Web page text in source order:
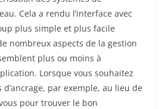
Cela a rendu l’interface avec
plus simple et plus facile
nombreux aspects de la gestion
plus ou moins à
Lorsque vous souhaitez
par exemple, au lieu de
pour trouver le bon